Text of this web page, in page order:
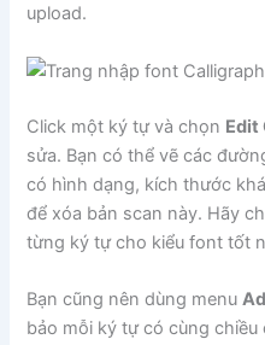
upload.
Click một ký tự và chọn Edit
sửa. Bạn có thể vẽ các
có hình dạng, kích thước
để xóa bản scan này. Hãy
từng ký tự cho kiểu font tốt
Bạn cũng nên dùng menu
bảo mỗi ký tự có cùng